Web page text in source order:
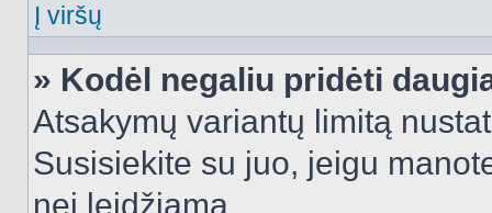
Į viršų
» Kodėl negaliu pridėti
Atsakymų variantų limitą
Susisiekite su juo, jeigu
nei leidžiama.